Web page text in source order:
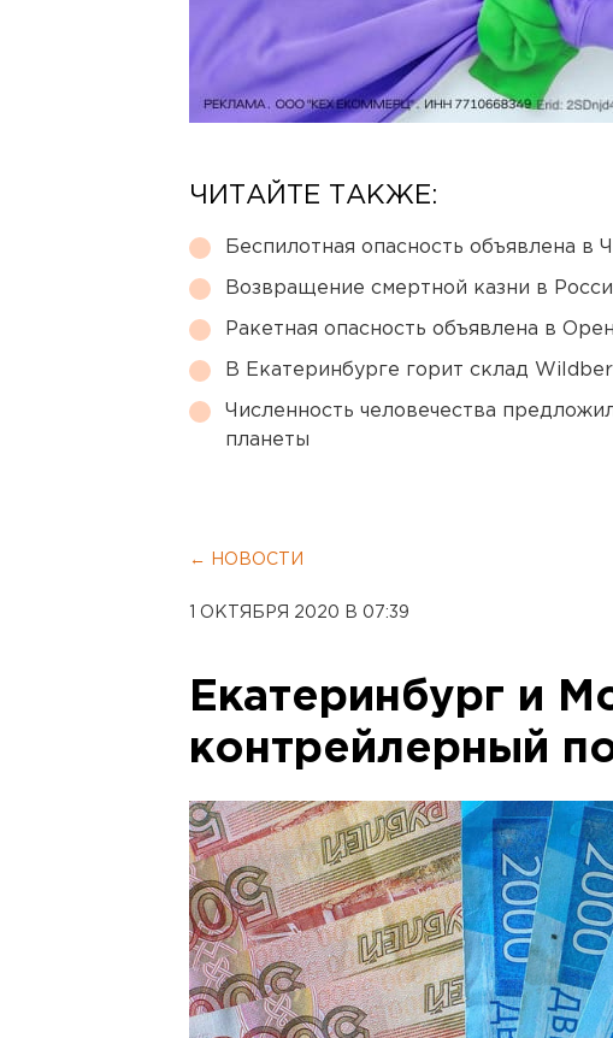
ЧИТАЙТЕ ТАКЖЕ:
Беспилотная опасность объявлена в
Возвращение смертной казни в
Ракетная опасность объявлена в
В Екатеринбурге горит склад
Численность человечества
планеты
← НОВОСТИ
1 ОКТЯБРЯ 2020 В 07:39
Екатеринбург и
контрейлерный